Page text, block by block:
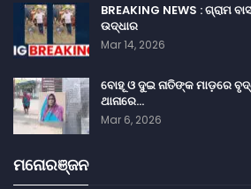
BREAKING NEWS : ଗ୍ରାମ
ଉଦ୍ଧାର
Mar 14, 2026
ବୋହୂ ଓ ଦୁଇ ନାତିଙ୍କ ମାଡ଼ରେ
ଥାନାରେ…
Mar 6, 2026
ମନୋରଞ୍ଜନ